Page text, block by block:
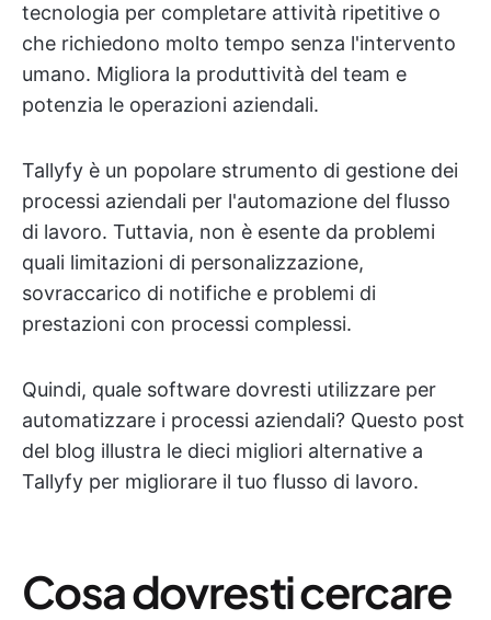
tecnologia per completare attività ripetitive o
che richiedono molto tempo senza l'intervento
umano. Migliora la produttività del team e
potenzia le operazioni aziendali.
Tallyfy è un popolare strumento di gestione dei
processi aziendali per l'automazione del flusso
di lavoro. Tuttavia, non è esente da problemi
quali limitazioni di personalizzazione,
sovraccarico di notifiche e problemi di
prestazioni con processi complessi.
Quindi, quale software dovresti utilizzare per
automatizzare i processi aziendali? Questo post
del blog illustra le dieci migliori alternative a
Tallyfy per migliorare il tuo flusso di lavoro.
Cosa dovresti cercare